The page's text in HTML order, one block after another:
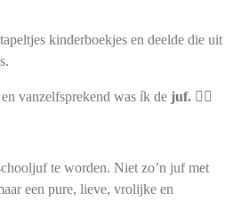
kinderboekjes en deelde die uit
vanzelfsprekend was ík de juf. 💁‍♀️
te worden. Niet zo’n juf met
een pure, lieve, vrolijke en